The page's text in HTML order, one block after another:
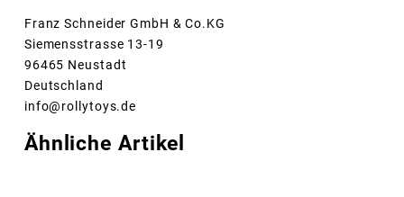
Franz Schneider GmbH & Co.KG
Siemensstrasse 13-19
96465 Neustadt
Deutschland
info@rollytoys.de
Ähnliche Artikel